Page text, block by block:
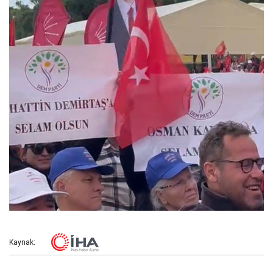
Kaynak: